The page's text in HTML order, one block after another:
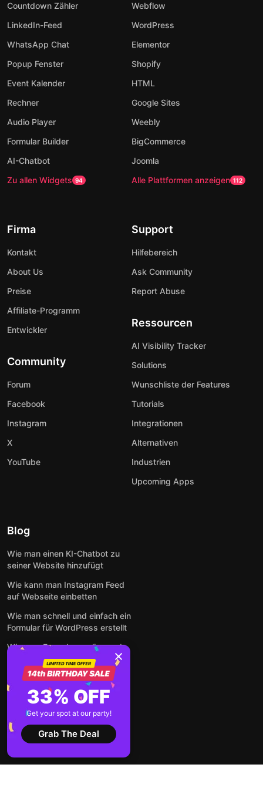
Countdown Zähler
LinkedIn-Feed
WhatsApp Chat
Popup Fenster
Event Kalender
Rechner
Audio Player
Formular Builder
AI-Chatbot
Zu allen Widgets 94
Webflow
WordPress
Elementor
Shopify
HTML
Google Sites
Weebly
BigCommerce
Joomla
Alle Plattformen anzeigen 112
Firma
Kontakt
About Us
Preise
Affiliate-Programm
Entwickler
Community
Forum
Facebook
Instagram
X
YouTube
Support
Hilfebereich
Ask Community
Report Abuse
Ressourcen
AI Visibility Tracker
Solutions
Wunschliste der Features
Tutorials
Integrationen
Alternativen
Industrien
Upcoming Apps
Blog
Wie man einen KI-Chatbot zu
seiner Website hinzufügt
Wie kann man Instagram Feed
auf Webseite einbetten
Wie man schnell und einfach ein
Formular für WordPress erstellt
Wie man Formulare online und
kostenlos auf jeder Website
einbettet
So betten Sie Google-
Bewertungen kostenlos auf
einer Website ein
Alle Beiträge anzeigen
33% OFF
Get your spot at our party!
Grab The Deal